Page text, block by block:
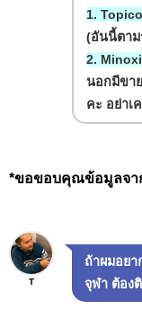
1.
(อันนี้ตาม
2.
นอกมีขา
คะ อย่าเ
*ขอขอบคุณข้อมูลจา
T
ถ้าผมอย
จุฬา ต้อง